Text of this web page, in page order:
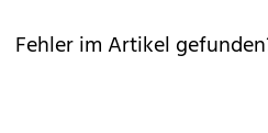
Fehler im Artikel